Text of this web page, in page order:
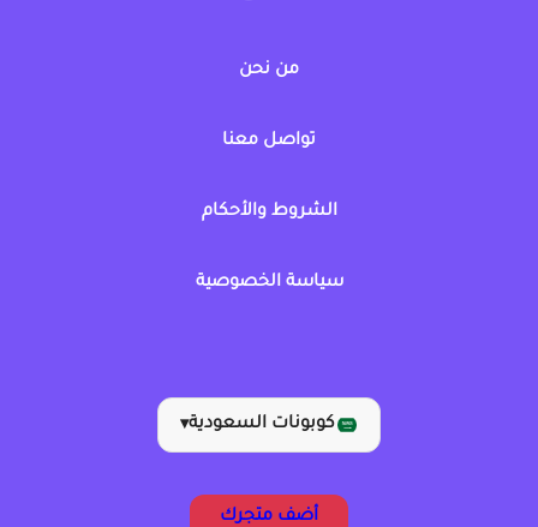
من نحن
تواصل معنا
الشروط والأحكام
سياسة الخصوصية
كوبونات السعودية▾
أضف متجرك